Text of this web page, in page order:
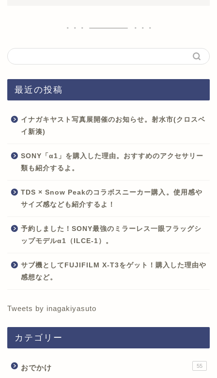
最近の投稿
イナガキヤスト写真展開催のお知らせ。射水市(クロスベ
イ新湊)
SONY「α1」を購入した理由。おすすめのアクセサリー
類も紹介するよ。
TDS × Snow Peakのコラボスニーカー購入。使用感や
サイズ感なども紹介するよ！
予約しました！SONY最強のミラーレス一眼フラッグシ
ップモデルα1（ILCE-1）。
サブ機としてFUJIFILM X-T3をゲット！購入した理由や
感想など。
Tweets by inagakiyasuto
カテゴリー
おでかけ 55